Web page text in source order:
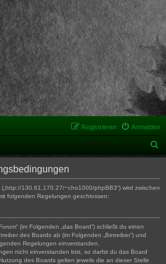
Anmelden
Registrieren
u
(„http://130.61.170.27/~cho1000/phpBB3“) wird zwischen
folgenden Regelungen geschlossen:
(im Folgenden „das Board“) schließt du einen
des Boards ab (im Folgenden „Betreiber“) und
Regelungen einverstanden.
nicht einverstanden bist, so darfst du das Board
des Boards gelten jeweils die an dieser Stelle